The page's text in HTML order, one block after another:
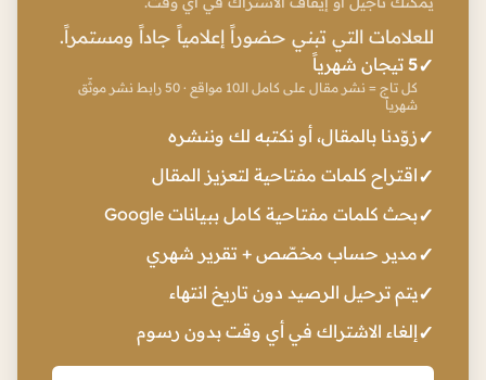
للعلامات التي تبني حضوراً إعلامياً جاداً ومستمراً.
5 تيجان شهرياً
كل تاج = نشر مقال على كامل الـ10 مواقع · 50 رابط نشر موثّق
شهرياً
زوّدنا بالمقال، أو نكتبه لك وننشره
اقتراح كلمات مفتاحية لتعزيز المقال
بحث كلمات مفتاحية كامل ببيانات Google
مدير حساب مخصّص + تقرير شهري
يتم ترحيل الرصيد دون تاريخ انتهاء
إلغاء الاشتراك في أي وقت بدون رسوم